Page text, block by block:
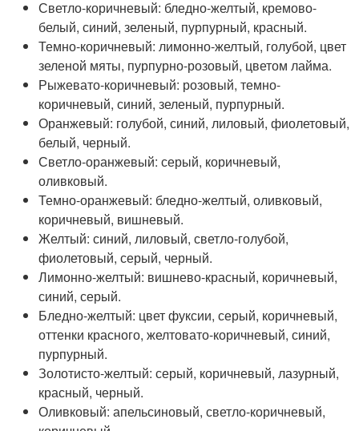
Светло-коричневый: бледно-желтый, кремово-
белый, синий, зеленый, пурпурный, красный.
Темно-коричневый: лимонно-желтый, голубой, цвет
зеленой мяты, пурпурно-розовый, цветом лайма.
Рыжевато-коричневый: розовый, темно-
коричневый, синий, зеленый, пурпурный.
Оранжевый: голубой, синий, лиловый, фиолетовый,
белый, черный.
Светло-оранжевый: серый, коричневый,
оливковый.
Темно-оранжевый: бледно-желтый, оливковый,
коричневый, вишневый.
Желтый: синий, лиловый, светло-голубой,
фиолетовый, серый, черный.
Лимонно-желтый: вишнево-красный, коричневый,
синий, серый.
Бледно-желтый: цвет фуксии, серый, коричневый,
оттенки красного, желтовато-коричневый, синий,
пурпурный.
Золотисто-желтый: серый, коричневый, лазурный,
красный, черный.
Оливковый: апельсиновый, светло-коричневый,